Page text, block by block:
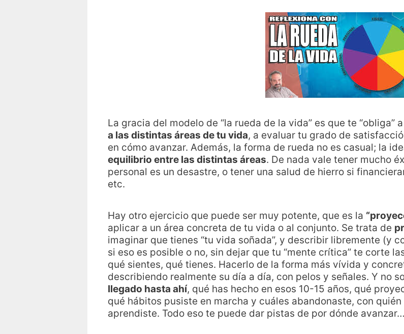
La gracia del modelo de “la rueda de la vida” es que te “obliga” a
a las distintas áreas de tu vida, a evaluar tu grado de
en cómo avanzar. Además, la forma de rueda no es casual; la
equilibrio entre las distintas áreas. De nada vale tener mucho
personal es un desastre, o tener una salud de hierro si
etc.
Hay otro ejercicio que puede ser muy potente, que es la
aplicar a un área concreta de tu vida o al conjunto. Se trata de
imaginar que tienes “tu vida soñada”, y describir libremente (y
si eso es posible o no, sin dejar que tu “mente crítica” te corte
qué sientes, qué tienes. Hacerlo de la forma más vívida y
describiendo realmente su día a día, con pelos y señales. Y no
llegado hasta ahí, qué has hecho en esos 10-15 años, qué
qué hábitos pusiste en marcha y cuáles abandonaste, con
aprendiste. Todo eso te puede dar pistas de por dónde avanzar…